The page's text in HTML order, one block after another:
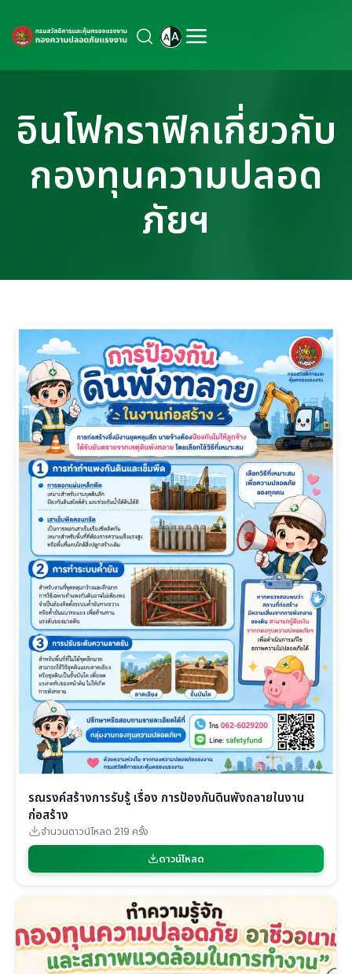
อินโฟกราฟิกเกี่ยวกับ
กองทุนความปลอด
ภัยฯ
รณรงค์สร้างการรับรู้ เรื่อง การป้องกันดินพังถลายในงาน
ก่อสร้าง
จำนวนดาวน์โหลด 219 ครั้ง
ดาวน์โหลด